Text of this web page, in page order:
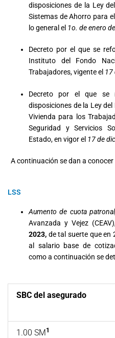
disposiciones de la Ley
Sistemas de Ahorro para
lo general el 1o. de enero
Decreto por el que se
Instituto del Fondo
Trabajadores, vigente el 17
Decreto por el que se
disposiciones de la Ley
Vivienda para los
Seguridad y Servicios
Estado, en vigor el 17 de
A continuación se dan a
LSS
Aumento de cuota
Avanzada y Vejez
2023, de tal suerte que en
al salario base de
como a continuación se
SBC del asegurado
1.00 SM1